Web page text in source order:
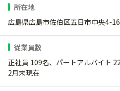
所在地
広島県広島市佐伯区五日市中央4-
従業員数
正社員 109名、パートアルバイト
2月末現在